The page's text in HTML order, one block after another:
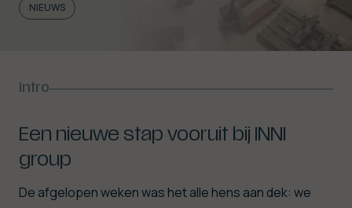
NIEUWS
Intro
Een nieuwe stap vooruit bij INNI
group
De afgelopen weken was het alle hens aan dek: we